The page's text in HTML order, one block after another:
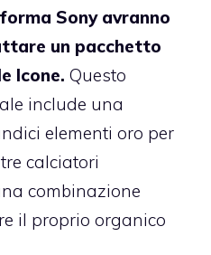
Sony avranno
un pacchetto
Icone. Questo
include una
elementi oro per
calciatori
combinazione
il proprio organico